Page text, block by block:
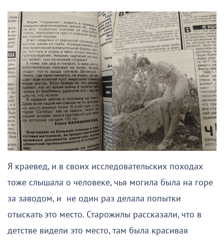
Я краевед, и в своих исследовательских походах
тоже слышала о человеке, чья могила была на горе
за заводом, и не один раз делала попытки
отыскать это место. Старожилы рассказали, что в
детстве видели это место, там была красивая